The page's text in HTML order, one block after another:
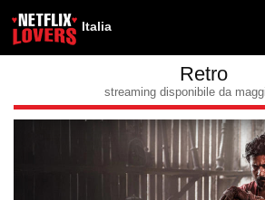
Italia
Retro
streaming disponibile da